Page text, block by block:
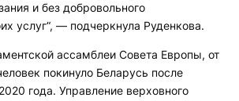
и без добровольного
услуг“, — подчеркнула Руденкова.
ассамблеи Совета Европы, от
покинуло Беларусь после
года. Управление верховного